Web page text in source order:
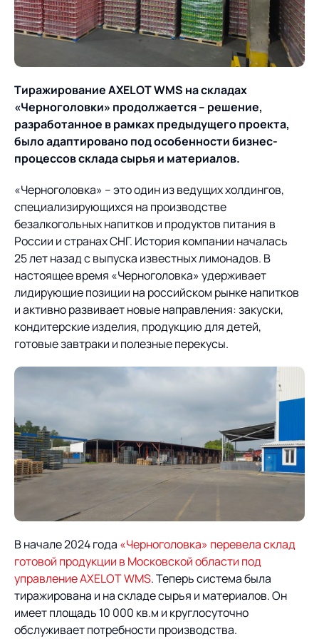
О компании
ИТ-аккредитация
Карьера
Партнеры
Импортозамещение
Продукты
Управление цепями
поставок
Управление складами
Управление перевозками
и транспортным парком
Интегрированное
планирование
Управление
контейнерным
терминалом
Оптимизация в цепях
поставок
Управление двором
консалтинг
Роботизация
Оборудование для склада
AXELOT AI
Логистический
консалтинг
Автоматизация
Техническое оснащение
Постпроектное
сопровождение
Нетворкинг и обмен
опытом вместе с AXELOT
Облачные сервисы
Формирование центров
компетенций
Пресс-центр
Новости
Мероприятия
СМИ о нас
Архив мероприятий
Проекты
Проекты
Контакты
Контакты
Академия
Предложение для
учебных заведений
База знаний
ТиражированиеAXELOTWMS на складах
«Черноголовки» продолжается – решение,
разработанное в рамках предыдущего проекта,
было адаптировано под особенности бизнес-
процессов склада сырья и материалов.
«Черноголовка» – это один из ведущих холдингов,
специализирующихся на производстве
безалкогольных напитков и продуктов питания в
России и странах СНГ. История компании началась
25 лет назад с выпуска известных лимонадов. В
настоящее время «Черноголовка» удерживает
лидирующие позиции на российском рынке напитков
и активно развивает новые направления: закуски,
кондитерские изделия, продукцию для детей,
готовые завтраки и полезные перекусы.
В начале 2024 года «Черноголовка» перевела склад
готовой продукции в Московской области под
управление AXELOT WMS. Теперь система была
тиражирована и на складе сырья и материалов. Он
имеет площадь 10 000 кв.м и круглосуточно
обслуживает потребности производства.